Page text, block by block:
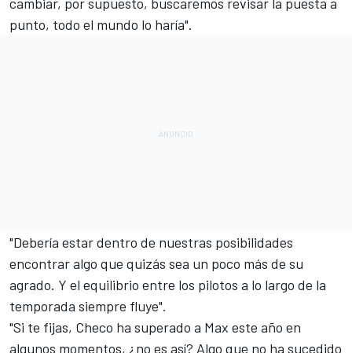
punto, todo el mundo lo haría".
"Debería estar dentro de nuestras posibilidades
encontrar algo que quizás sea un poco más de su
agrado. Y el equilibrio entre los pilotos a lo largo de la
temporada siempre fluye".
"Si te fijas, Checo ha superado a Max este año en
algunos momentos, ¿no es así? Algo que no ha sucedido